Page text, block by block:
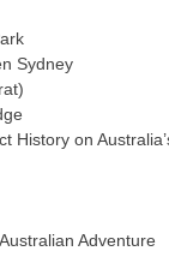
Sydney
History on
Adventure